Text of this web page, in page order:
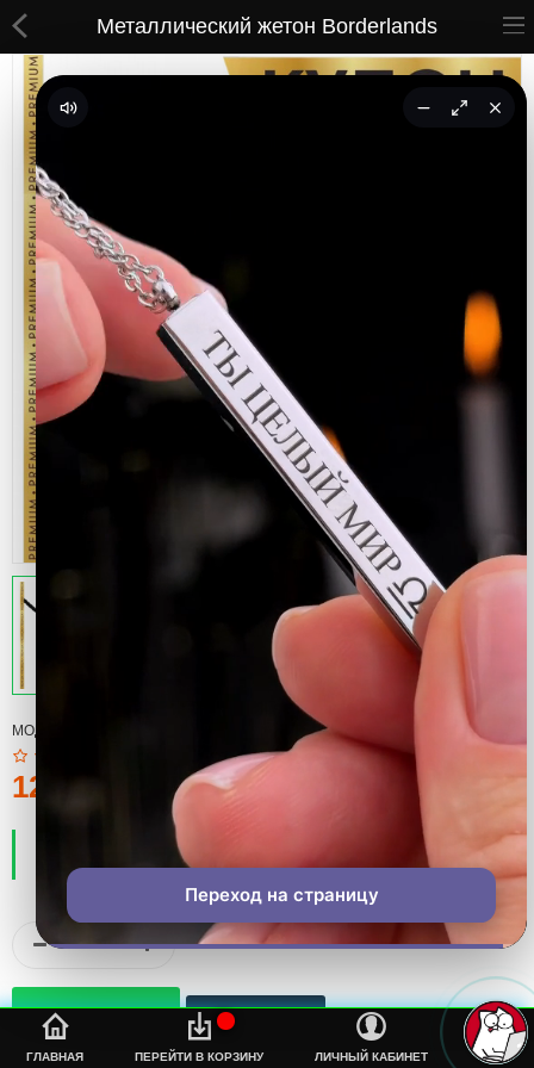
ВСЕ ТОВАРЫ
Вышивки
Сумки
Кастомные коврики
Бейсболки
Гравировка
ГЛАВНАЯ
%s
ПЕРЕЙТИ В КОРЗИНУ ЛИЧНЫЙ КАБИНЕТ
Металлический жетон Borderlands
МОДЕЛЬ:
120тмт.
COOL
НАЛИЧИЕ:
ЕСТЬ В НАЛИЧИИ
Переход на страницу